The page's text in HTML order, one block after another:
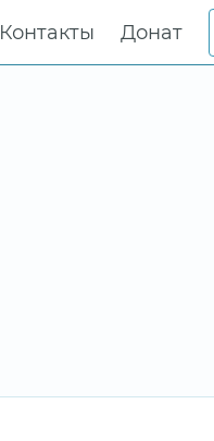
Контакты Донат